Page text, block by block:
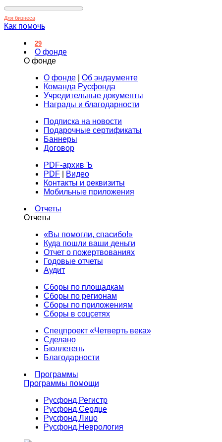
Для бизнеса
Как помочь
29
О фонде
О фонде
О фонде
Об эндаументе
Команда Русфонда
Учредительные документы
Награды и благодарности
Подписка на новости
Подарочные сертификаты
Баннеры
Договор
PDF-архив Ъ
PDF
Видео
Контакты и реквизиты
Мобильные приложения
Отчеты
Отчеты
«Вы помогли, спасибо!»
Куда пошли ваши деньги
Отчет о пожертвованиях
Годовые отчеты
Аудит
Сборы по площадкам
Сборы по регионам
Сборы по приложениям
Сборы в соцсетях
Спецпроект «Четверть века»
Сделано
Бюллетень
Благодарности
Программы
Программы помощи
Русфонд.Регистр
Русфонд.Сердце
Русфонд.Лицо
Русфонд.Неврология